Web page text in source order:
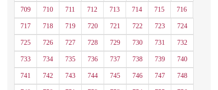
709 710 711 712 713 714 715 716
717 718 719 720 721 722 723 724
725 726 727 728 729 730 731 732
733 734 735 736 737 738 739 740
741 742 743 744 745 746 747 748